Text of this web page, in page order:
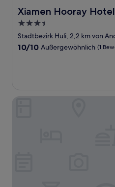
Xiamen Hooray Hotel
Xiamen Hooray Hotel
3.5-
Sterne-
Unterkunft
Stadtbezirk Huli, 2,2 km von
10.0
10/10 Außergewöhnlich (1